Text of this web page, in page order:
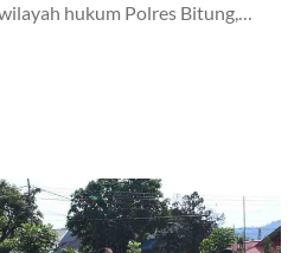
hukum Polres Bitung,…